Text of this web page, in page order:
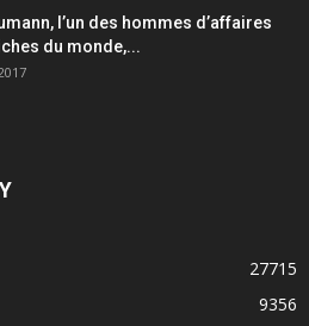
l’un des hommes d’affaires
du monde,...
27715
9356